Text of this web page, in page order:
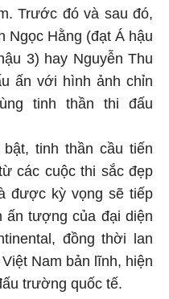
Trước đó và sau đó,
Ngọc Hằng (đạt Á hậu
3) hay Nguyễn Thu
ấn với hình ảnh chỉn
tinh thần thi đấu
tinh thần cầu tiến
các cuộc thi sắc đẹp
được kỳ vọng sẽ tiếp
ấn tượng của đại diện
đồng thời lan
Nam bản lĩnh, hiện
trường quốc tế.